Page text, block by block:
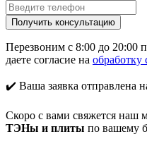
Перезвоним с 8:00 до
даете согласие на
✔️ Ваша заявка отправлена
Скоро с вами свяжется наш
ТЭНы и плиты по вашему